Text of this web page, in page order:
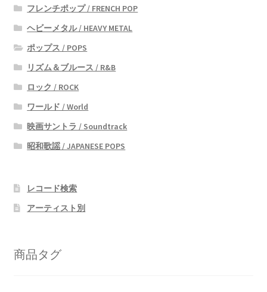
フレンチポップ / FRENCH POP
ヘビーメタル / HEAVY METAL
ポップス / POPS
リズム＆ブルース / R&B
ロック / ROCK
ワールド / World
映画サントラ / Soundtrack
昭和歌謡 / JAPANESE POPS
レコード検索
アーティスト別
商品タグ